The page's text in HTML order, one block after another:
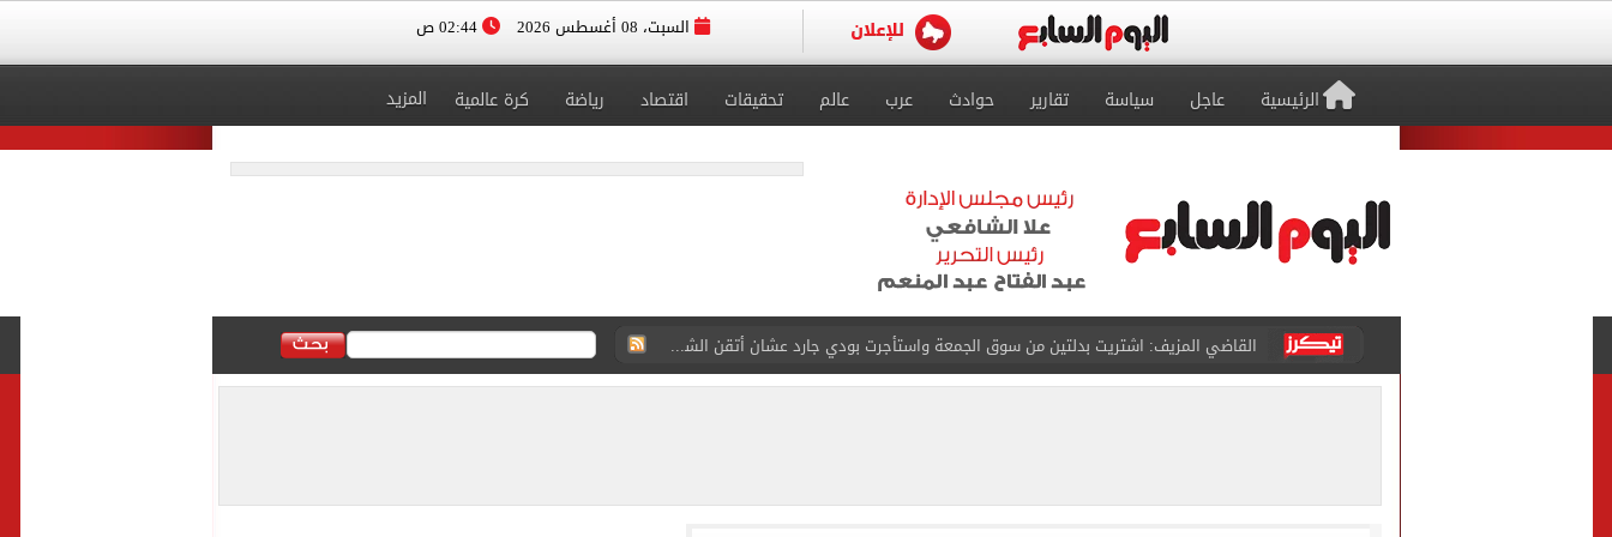
السبت، 08 أغسطس 2026
الرئيسية عاجل سياسة تقارير حوادث عرب عالم تحقيقات اقتصاد رياضة كرة عالمية المزيد
برشلونة يطرح تذاكر مواجهة الأهلي على كأس خوان جامبر
طرابزون سبور ينفي الحجز على مستحقات محمد صلاح
الأهلي ينهي مرانه الأول فى معسكر إسبانيا.. جلسة عموتة وفقرة بدنية.. صور